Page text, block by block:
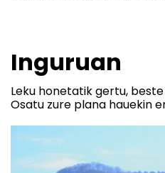
Inguruan
Leku honetatik gertu,
Osatu zure plana hauekin